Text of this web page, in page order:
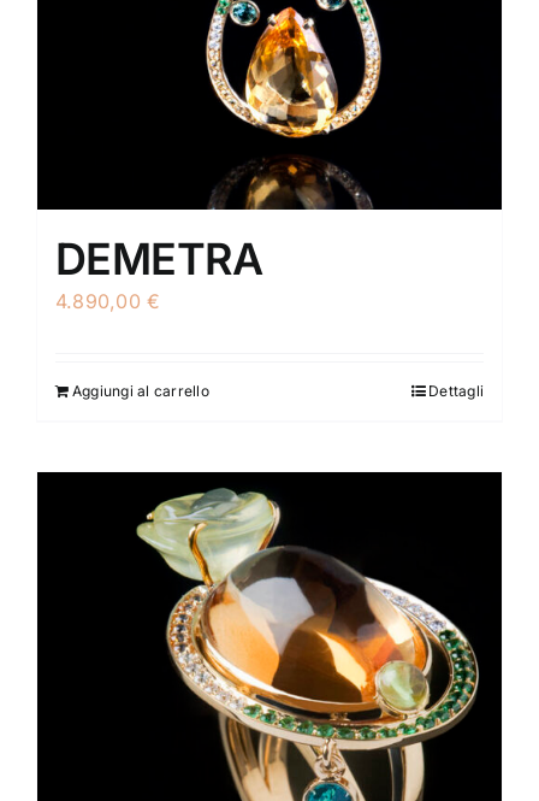
DEMETRA
4.890,00€
Aggiungi al carrello Dettagli